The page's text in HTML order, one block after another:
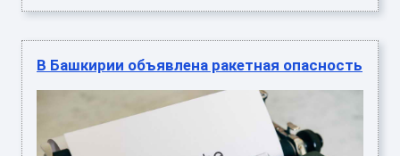
В Башкирии объявлена ракетная опасность